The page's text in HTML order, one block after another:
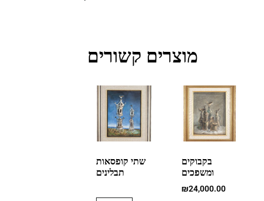
מוצרים קשורים
בקבוקים
ומשפכים
₪24,000.00
שתי קופסאות
תבלינים